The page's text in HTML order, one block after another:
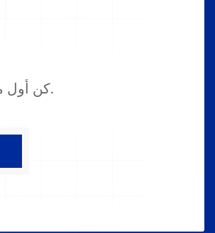
كن أول من يعلم بالخدمات الجديدة والعروض الخاصة ونصائح الخبراء التي يمكن أن تجعل حياتك اليومية أسهل.